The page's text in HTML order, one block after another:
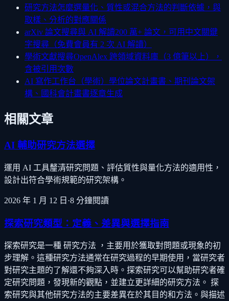
研究方法怎麼選量化、質性或混合方法的判斷依據，與
取樣、分析的對應關係
arXiv 論文搜尋與 AI 解讀200 萬+ 論文，可用中文關鍵
字搜尋（免費會員有 2 次 AI 解讀）
學術文獻搜尋OpenAlex 跨領域資料庫（3 億筆以上），
含被引用次數
AI 寫作工作台（學術） 學位論文計畫書、期刊論文架
構、國科會計畫書逐章生成
相關文章
AI 輔助研究方法選擇
運用 AI 工具釐清研究問題、評估質性與量化方法的適用性，
設計出符合學術規範的研究架構。
2026 年 1 月 12 日 ·8 分鐘閱讀
探索研究類型：定義、差異與選擇指南
探索研究是一種 研究方法 ，主要用於獲取對問題或現象的初
步理解。這種研究方法通常在研究過程的早期使用，當研究者
對研究主題的了解還不夠深入時。探索研究可以幫助研究者確
定研究問題，發現新的觀點，並建立更詳細的研究方法。 探
索研究與其他研究方法的主要差異在於其目的和方法。與描述